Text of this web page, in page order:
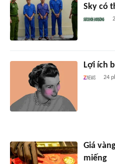
Sky có
Lợi ích
24
Giá
miếng